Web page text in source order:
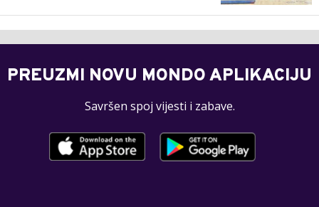
PREUZMI NOVU MONDO APLIKACIJU
Savršen spoj vijesti i zabave.